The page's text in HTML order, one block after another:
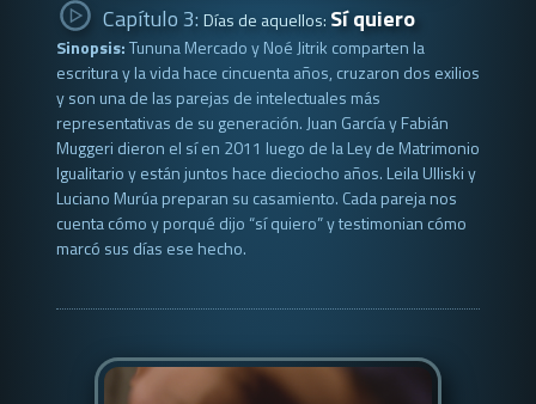
Capítulo 3: Días de aquellos: Sí quiero
Sinopsis:Tununa Mercado y Noé Jitrik comparten la
escritura y la vida hace cincuenta años, cruzaron dos exilios
y son una de las parejas de intelectuales más
representativas de su generación. Juan García y Fabián
Muggeri dieron el sí en 2011 luego de la Ley de Matrimonio
Igualitario y están juntos hace dieciocho años. Leila Ulliski y
Luciano Murúa preparan su casamiento. Cada pareja nos
cuenta cómo y porqué dijo “sí quiero” y testimonian cómo
marcó sus días ese hecho.